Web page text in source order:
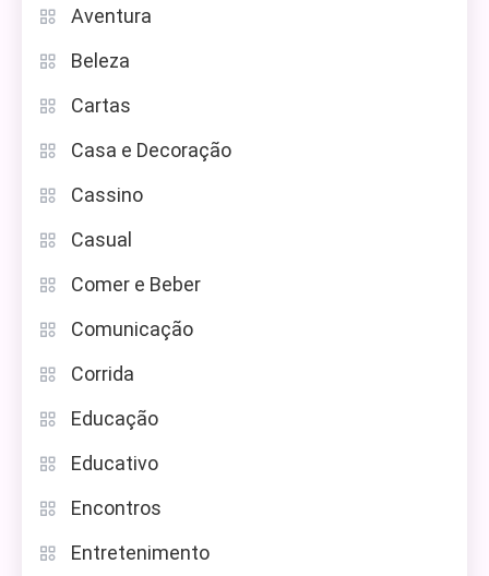
Aventura
Beleza
Cartas
Casa e Decoração
Cassino
Casual
Comer e Beber
Comunicação
Corrida
Educação
Educativo
Encontros
Entretenimento